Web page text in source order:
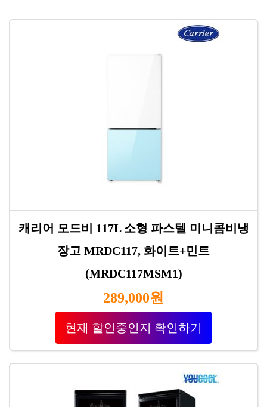
캐리어 모드비 117L 소형 파스텔 미니콤비냉
장고 MRDC117, 화이트+민트
(MRDC117MSM1)
289,000원
현재 할인중인지 확인하기